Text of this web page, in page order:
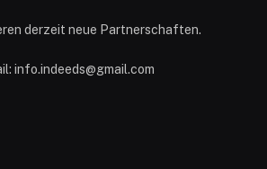
derzeit neue Partnerschaften.
info.indeeds@gmail.com